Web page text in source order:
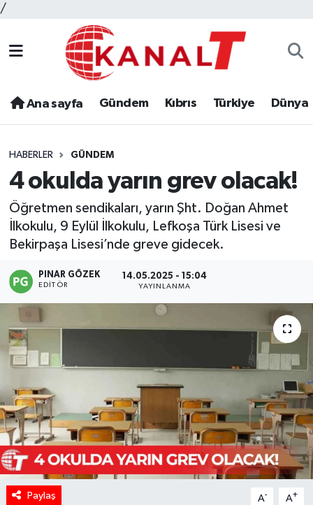
/
Ana sayfa Gündem Kıbrıs Türkiye Dünya
HABERLER GÜNDEM
4 okulda yarın grev olacak!
Öğretmen sendikaları, yarın Şht. Doğan Ahmet
İlkokulu, 9 Eylül İlkokulu, Lefkoşa Türk Lisesi ve
Bekirpaşa Lisesi’nde greve gidecek.
PINAR GÖZEK
EDITÖR
14.05.2025 - 15:04
YAYINLANMA
Paylaş A- A+